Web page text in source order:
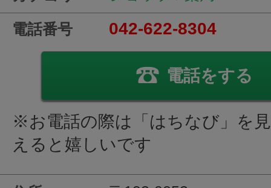
電話番号 042-622-8304
電話をする
※お電話の際は「はちなび」を
えると嬉しいです